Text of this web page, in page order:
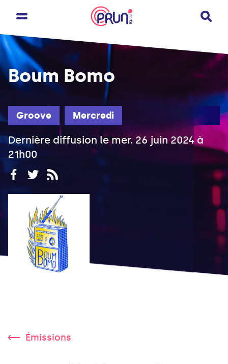
Groove Mercredi
Boum Bomo
Dernière diffusion le mer. 26 juin 2024 à
21h00
Émissions